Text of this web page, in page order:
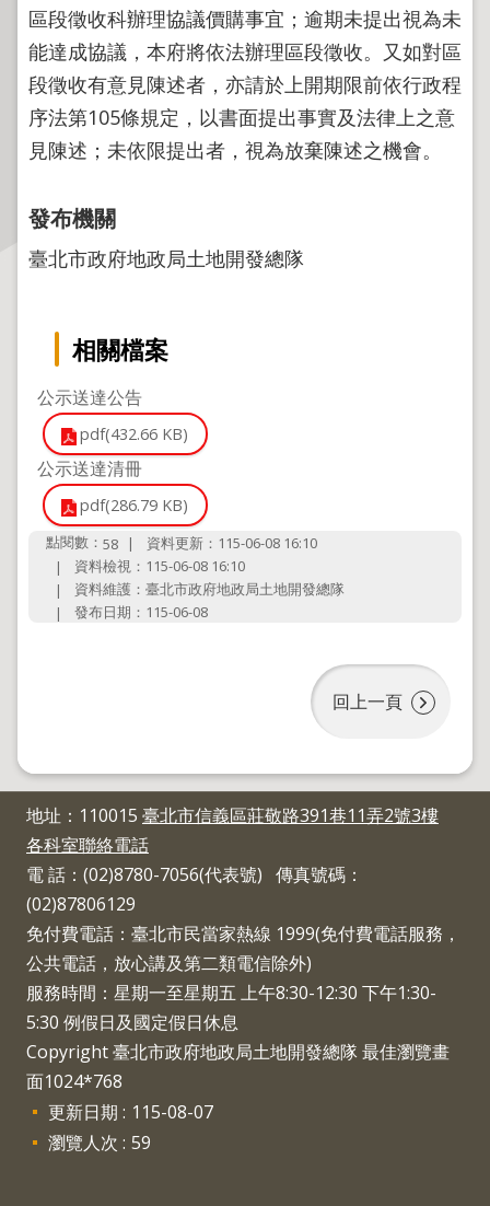
機
關
介
紹
業
務
訊
主
回
頁
English
陳
情
系
統
地
政
問
答
區段徵收科辦理協議價購事宜；逾期未提出視為未
能達成協議，本府將依法辦理區段徵收。又如對區
段徵收有意見陳述者，亦請於上開期限前依行政程
序法第105條規定，以書面提出事實及法律上之意
見陳述；未依限提出者，視為放棄陳述之機會。
發布機關
臺北市政府地政局土地開發總隊
相關檔案
公示送達公告
pdf(432.66 KB)
公示送達清冊
pdf(286.79 KB)
點閱數： 58
資料更新：115-06-08 16:10
資料檢視：115-06-08 16:10
資料維護：臺北市政府地政局土地開發總隊
發布日期：115-06-08
回上一頁
地址：110015 臺北市信義區莊敬路391巷11弄2號3樓
各科室聯絡電話
電 話：(02)8780-7056(代表號) 傳真號碼：
(02)87806129
免付費電話：臺北市民當家熱線 1999(免付費電話服務，
公共電話，放心講及第二類電信除外)
服務時間：星期一至星期五 上午8:30-12:30 下午1:30-
5:30 例假日及國定假日休息
Copyright 臺北市政府地政局土地開發總隊 最佳瀏覽畫
面1024*768
更新日期
115-08-07
瀏覽人次 59